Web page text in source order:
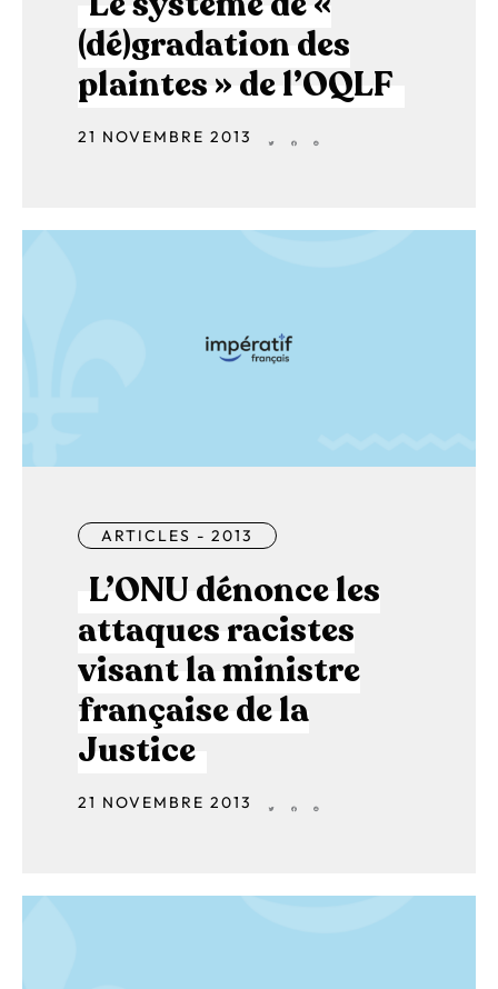
(dé)gradation des
plaintes » de l’OQLF
21 NOVEMBRE 2013
ARTICLES - 2013
L’ONU dénonce les
attaques racistes
visant la ministre
française de la
Justice
21 NOVEMBRE 2013